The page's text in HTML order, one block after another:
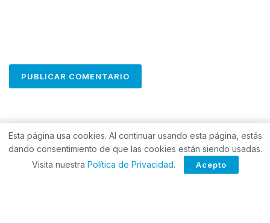
Esta página usa cookies. Al continuar usando esta página, estás
dando consentimiento de que las cookies están siendo usadas.
Visita nuestra Política de Privacidad. Acepto